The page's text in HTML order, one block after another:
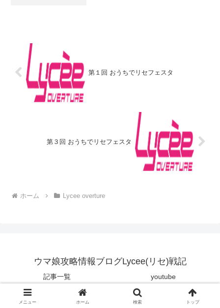
第１回 おうちでリセフェスタ
第３回 おうちでリセフェスタ
ホーム Lycee overture
ウマ娘攻略情報ブログLycee(リセ)戦記
記事一覧 youtube
© 2008 ウマ娘攻略情報ブログLycee(リセ)戦記.
メニュー ホーム 検索 トップ